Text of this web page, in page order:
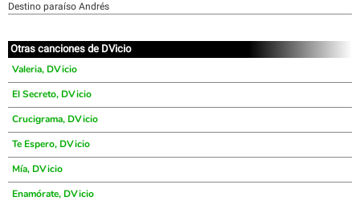
Destino paraíso Andrés
Otras canciones de DVicio
Valeria, DVicio
El Secreto, DVicio
Crucigrama, DVicio
Te Espero, DVicio
Mía, DVicio
Enamórate, DVicio